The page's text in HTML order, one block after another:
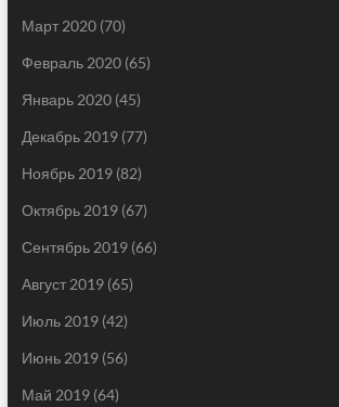
Март 2020(70)
Февраль 2020(65)
Январь 2020(45)
Декабрь 2019(77)
Ноябрь 2019(82)
Октябрь 2019(67)
Сентябрь 2019(66)
Август 2019(65)
Июль 2019(42)
Июнь 2019(56)
Май 2019(64)